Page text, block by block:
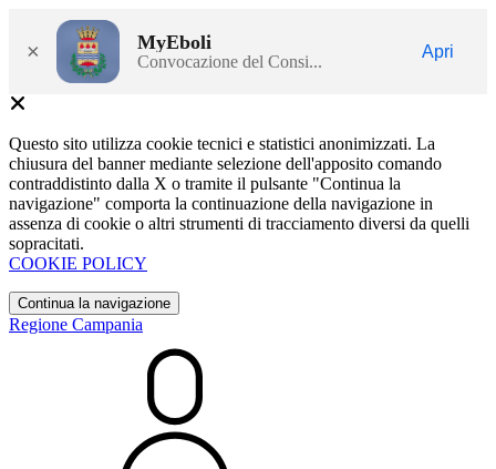
× MyEboli
Convocazione del Consi...
Apri
Questo sito utilizza cookie tecnici e statistici anonimizzati. La
chiusura del banner mediante selezione dell'apposito comando
contraddistinto dalla X o tramite il pulsante "Continua la
navigazione" comporta la continuazione della navigazione in
assenza di cookie o altri strumenti di tracciamento diversi da quelli
sopracitati.
COOKIE POLICY
Continua la navigazione
Regione Campania